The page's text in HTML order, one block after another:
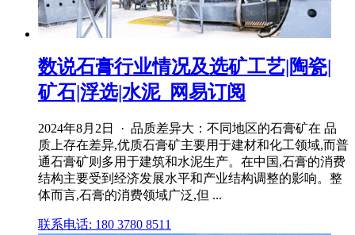
数说石膏行业情况及选矿工艺|陶瓷|
矿石|浮选|水泥_网易订阅
2024年8月2日 · 品质差异大：不同地区的石膏矿在 品
质上存在差异,优质石膏矿主要用于建材和化工领域,而普
通石膏矿则多用于建筑和水泥生产。在中国,石膏的消费
结构主要受到经济发展水平和产业结构调整的影响。整
体而言,石膏的消费领域广泛,但 ...
联系电话: 180 3780 8511